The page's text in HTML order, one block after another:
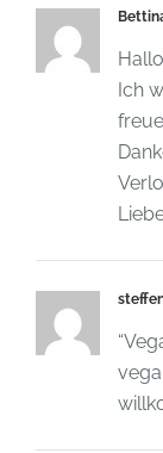
Ich